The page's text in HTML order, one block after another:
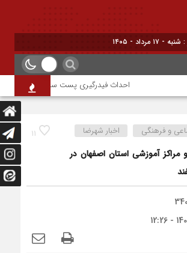
- ۱۷ مرداد - ۱۴۰۵
احداث فیدرگیری پست سیار شهرک رازی؛
11 و فرهنگی اخبار شهرضا
مراکز آموزشی استان اصفهان در